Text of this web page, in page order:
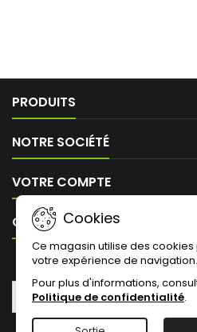
PRODUITS
NOTRE SOCIÉTÉ
VOTRE COMPTE
CONTACTCookies
Ce magasin utilise des
votre expérience de navigation.
Pour plus d'informations,
Politique de confidentialité.
LETTRE